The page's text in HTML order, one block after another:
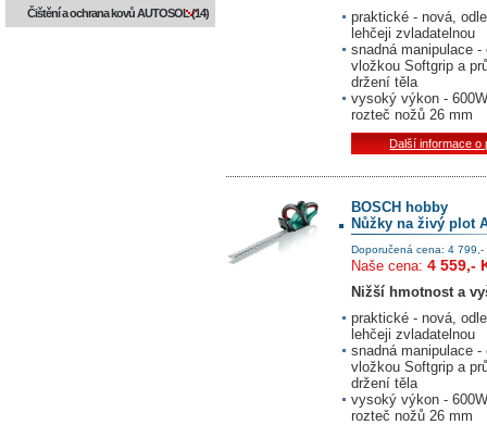
praktické - nová,
lehčeji zvladatelnou
snadná manipulace
vložkou Softgrip a
držení těla
vysoký výkon -
rozteč nožů 26 mm
Další informace o
BOSCH hobby
Nůžky na živý plot
Doporučená cena: 4 799,-
Naše cena: 4 559,-
Nižší hmotnost a
praktické - nová,
lehčeji zvladatelnou
snadná manipulace
vložkou Softgrip a
držení těla
vysoký výkon -
rozteč nožů 26 mm
Čištění a ochrana kovů AUTOSOL (14)